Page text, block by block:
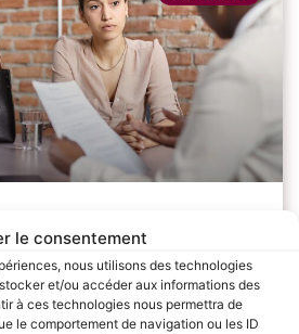
le consentement
nous utilisons des technologies
et/ou accéder aux informations des
à ces technologies nous permettra de
le comportement de navigation ou les ID
pour réussir sa
: Guide complet